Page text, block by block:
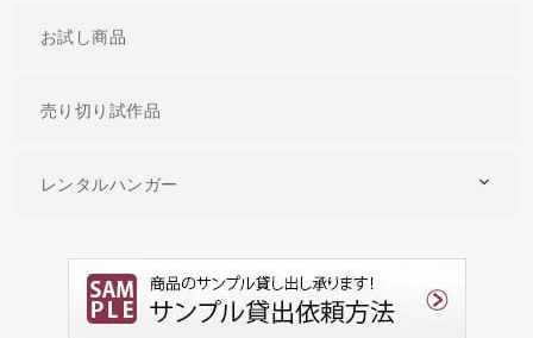
お試し商品
売り切り試作品
レンタルハンガー